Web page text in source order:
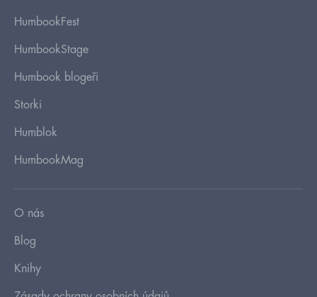
HumbookFest
HumbookStage
Humbook blogeři
Storki
Humblok
HumbookMag
O nás
Blog
Knihy